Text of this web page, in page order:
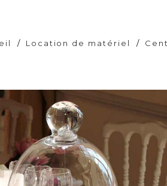
/ Location de matériel /